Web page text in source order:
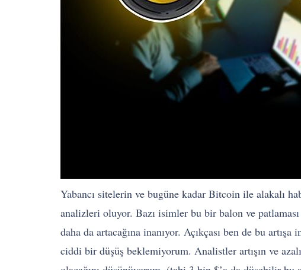
Yabancı sitelerin ve bugüne kadar Bitcoin ile alakalı
analizleri oluyor. Bazı isimler bu bir balon ve
daha da artacağına inanıyor. Açıkçası ben de bu
ciddi bir düşüş beklemiyorum. Analistler artışın ve